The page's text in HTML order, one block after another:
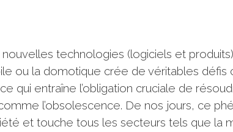
technologies (logiciels et
ou la domotique crée de véritables défis
qui entraîne l’obligation cruciale de
l’obsolescence. De nos jours, ce
et touche tous les secteurs tels que la